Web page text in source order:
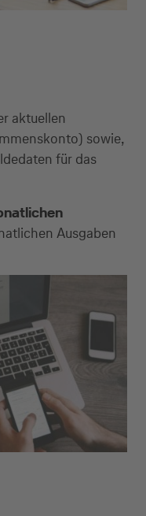
aktuellen
sowie,
für das
Ausgaben